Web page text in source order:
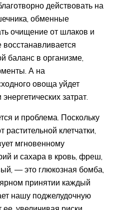
действовать на
обменные
очищение от шлаков и
баланс в организме,
А на
овоща уйдет
затрат.
и проблема. Поскольку
клетчатки,
мгновенному
и сахара в кровь, фреш,
— это глюкозная бомба,
принятии каждый
нашу поджелудочную